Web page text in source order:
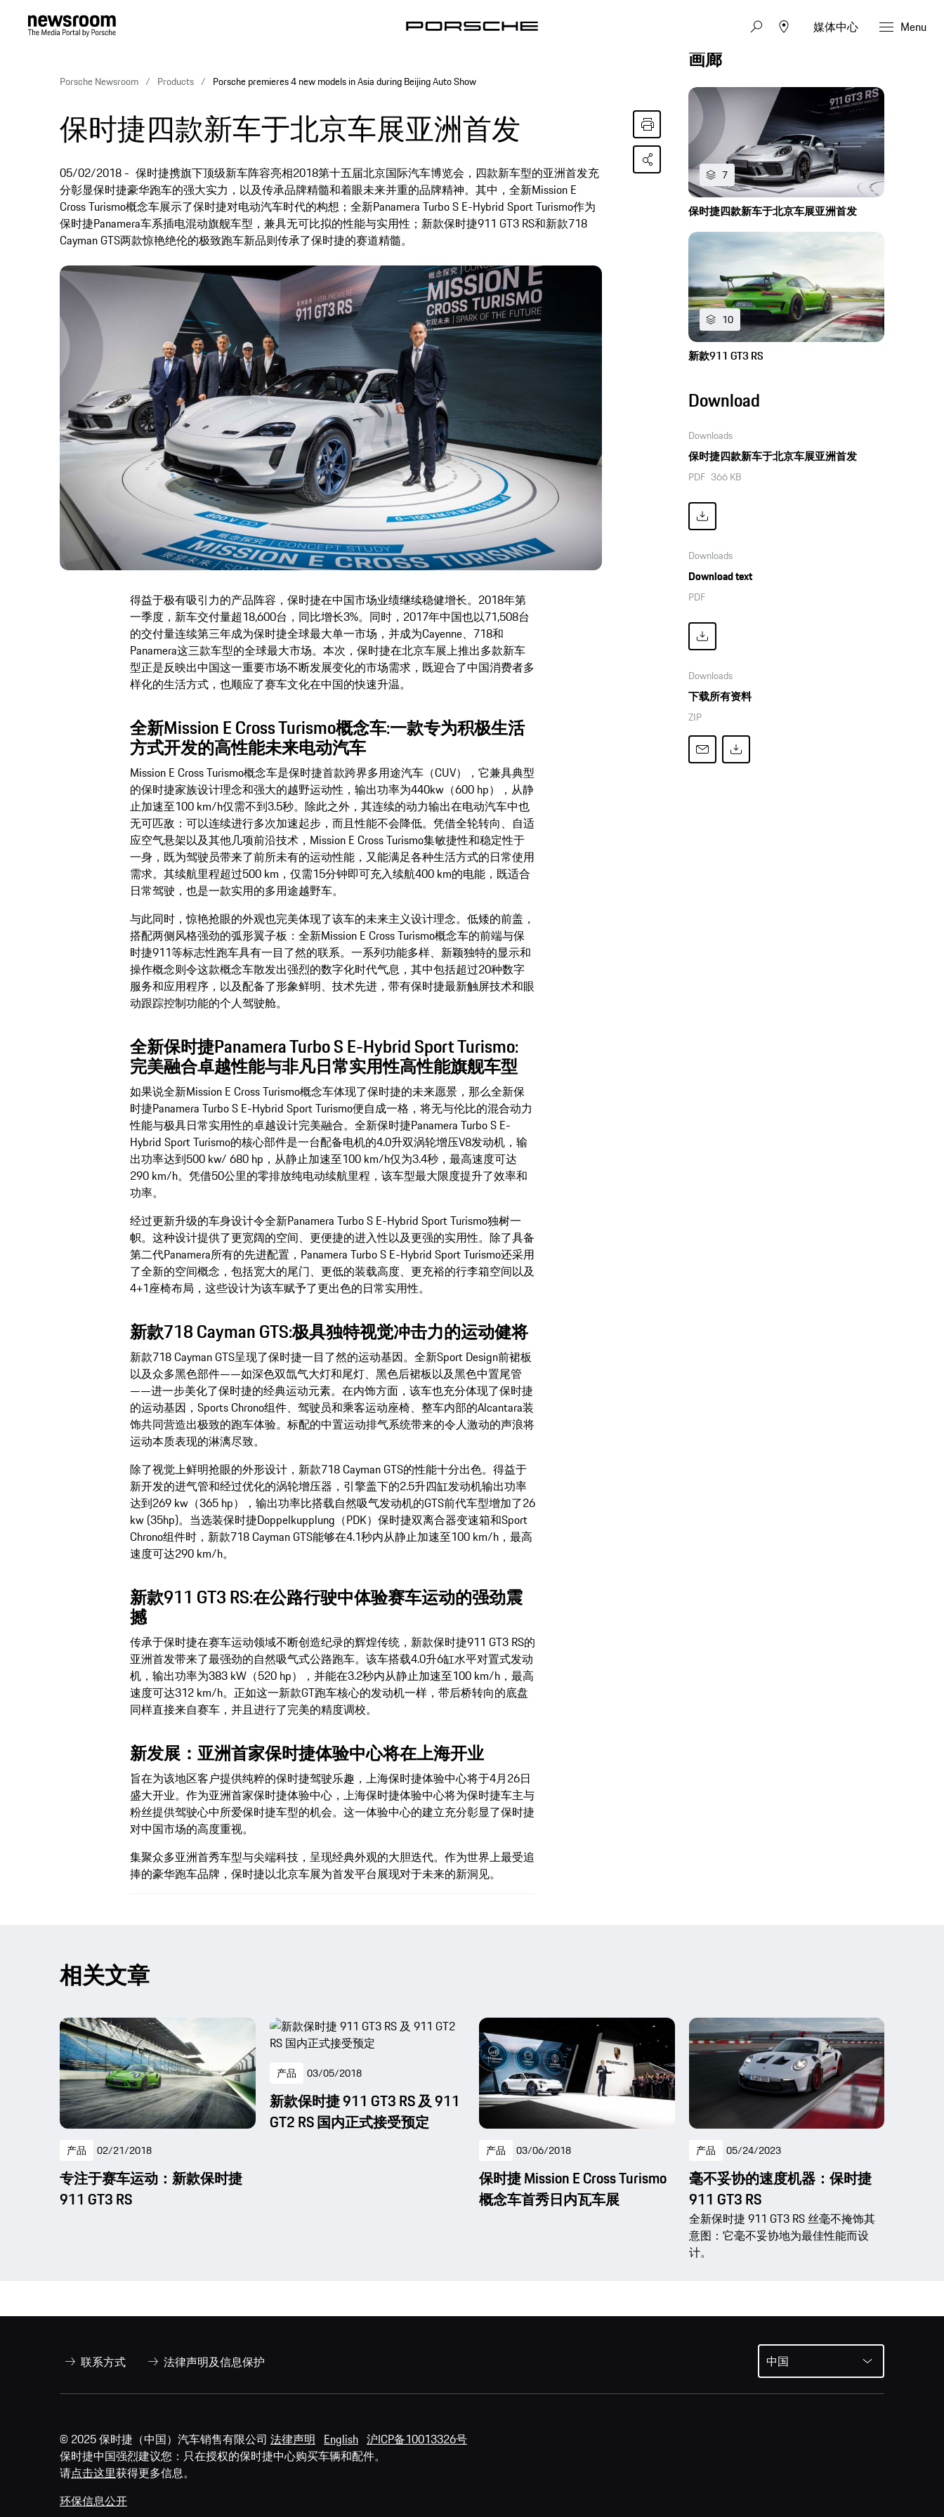
媒体中心 Menu
Porsche Newsroom Products Porsche premieres 4 new models in Asia during Beijing Auto Show
保时捷四款新车于北京车展亚洲首发
05/02/2018
保时捷携旗下顶级新车阵容亮相2018第十五届北京国际汽车博览会，四款新车型的亚洲首发充
分彰显保时捷豪华跑车的强大实力，以及传承品牌精髓和着眼未来并重的品牌精神。其中，全新Mission E
Cross Turismo概念车展示了保时捷对电动汽车时代的构想；全新Panamera Turbo S E-Hybrid Sport Turismo作为
保时捷Panamera车系插电混动旗舰车型，兼具无可比拟的性能与实用性；新款保时捷911 GT3 RS和新款718
Cayman GTS两款惊艳绝伦的极致跑车新品则传承了保时捷的赛道精髓。
得益于极有吸引力的产品阵容，保时捷在中国市场业绩继续稳健增长。2018年第
一季度，新车交付量超18,600台，同比增长3%。同时，2017年中国也以71,508台
的交付量连续第三年成为保时捷全球最大单一市场，并成为Cayenne、718和
Panamera这三款车型的全球最大市场。本次，保时捷在北京车展上推出多款新车
型正是反映出中国这一重要市场不断发展变化的市场需求，既迎合了中国消费者多
样化的生活方式，也顺应了赛车文化在中国的快速升温。
全新Mission E Cross Turismo概念车:一款专为积极生活
方式开发的高性能未来电动汽车
Mission E Cross Turismo概念车是保时捷首款跨界多用途汽车（CUV），它兼具典型
的保时捷家族设计理念和强大的越野运动性，输出功率为440kw（600 hp），从静
止加速至100 km/h仅需不到3.5秒。除此之外，其连续的动力输出在电动汽车中也
无可匹敌：可以连续进行多次加速起步，而且性能不会降低。凭借全轮转向、自适
应空气悬架以及其他几项前沿技术，Mission E Cross Turismo集敏捷性和稳定性于
一身，既为驾驶员带来了前所未有的运动性能，又能满足各种生活方式的日常使用
需求。其续航里程超过500 km，仅需15分钟即可充入续航400 km的电能，既适合
日常驾驶，也是一款实用的多用途越野车。
与此同时，惊艳抢眼的外观也完美体现了该车的未来主义设计理念。低矮的前盖，
搭配两侧风格强劲的弧形翼子板：全新Mission E Cross Turismo概念车的前端与保
时捷911等标志性跑车具有一目了然的联系。一系列功能多样、新颖独特的显示和
操作概念则令这款概念车散发出强烈的数字化时代气息，其中包括超过20种数字
服务和应用程序，以及配备了形象鲜明、技术先进，带有保时捷最新触屏技术和眼
动跟踪控制功能的个人驾驶舱。
全新保时捷Panamera Turbo S E-Hybrid Sport Turismo:
完美融合卓越性能与非凡日常实用性高性能旗舰车型
如果说全新Mission E Cross Turismo概念车体现了保时捷的未来愿景，那么全新保
时捷Panamera Turbo S E-Hybrid Sport Turismo便自成一格，将无与伦比的混合动力
性能与极具日常实用性的卓越设计完美融合。全新保时捷Panamera Turbo S E-
Hybrid Sport Turismo的核心部件是一台配备电机的4.0升双涡轮增压V8发动机，输
出功率达到500 kw/ 680 hp，从静止加速至100 km/h仅为3.4秒，最高速度可达
290 km/h。凭借50公里的零排放纯电动续航里程，该车型最大限度提升了效率和
功率。
经过更新升级的车身设计令全新Panamera Turbo S E-Hybrid Sport Turismo独树一
帜。这种设计提供了更宽阔的空间、更便捷的进入性以及更强的实用性。除了具备
第二代Panamera所有的先进配置，Panamera Turbo S E-Hybrid Sport Turismo还采用
了全新的空间概念，包括宽大的尾门、更低的装载高度、更充裕的行李箱空间以及
4+1座椅布局，这些设计为该车赋予了更出色的日常实用性。
新款718 Cayman GTS:极具独特视觉冲击力的运动健将
新款718 Cayman GTS呈现了保时捷一目了然的运动基因。全新Sport Design前裙板
以及众多黑色部件——如深色双氙气大灯和尾灯、黑色后裙板以及黑色中置尾管
——进一步美化了保时捷的经典运动元素。在内饰方面，该车也充分体现了保时捷
的运动基因，Sports Chrono组件、驾驶员和乘客运动座椅、整车内部的Alcantara装
饰共同营造出极致的跑车体验。标配的中置运动排气系统带来的令人激动的声浪将
运动本质表现的淋漓尽致。
除了视觉上鲜明抢眼的外形设计，新款718 Cayman GTS的性能十分出色。得益于
新开发的进气管和经过优化的涡轮增压器，引擎盖下的2.5升四缸发动机输出功率
达到269 kw（365 hp），输出功率比搭载自然吸气发动机的GTS前代车型增加了26
kw (35hp)。当选装保时捷Doppelkupplung（PDK）保时捷双离合器变速箱和Sport
Chrono组件时，新款718 Cayman GTS能够在4.1秒内从静止加速至100 km/h，最高
速度可达290 km/h。
新款911 GT3 RS:在公路行驶中体验赛车运动的强劲震
撼
传承于保时捷在赛车运动领域不断创造纪录的辉煌传统，新款保时捷911 GT3 RS的
亚洲首发带来了最强劲的自然吸气式公路跑车。该车搭载4.0升6缸水平对置式发动
机，输出功率为383 kW（520 hp），并能在3.2秒内从静止加速至100 km/h，最高
速度可达312 km/h。正如这一新款GT跑车核心的发动机一样，带后桥转向的底盘
同样直接来自赛车，并且进行了完美的精度调校。
新发展：亚洲首家保时捷体验中心将在上海开业
旨在为该地区客户提供纯粹的保时捷驾驶乐趣，上海保时捷体验中心将于4月26日
盛大开业。作为亚洲首家保时捷体验中心，上海保时捷体验中心将为保时捷车主与
粉丝提供驾驶心中所爱保时捷车型的机会。这一体验中心的建立充分彰显了保时捷
对中国市场的高度重视。
集聚众多亚洲首秀车型与尖端科技，呈现经典外观的大胆迭代。作为世界上最受追
捧的豪华跑车品牌，保时捷以北京车展为首发平台展现对于未来的新洞见。
画廊
7
保时捷四款新车于北京车展亚洲首发
10
新款911 GT3 RS
Download
Downloads
保时捷四款新车于北京车展亚洲首发
PDF 366 KB
Downloads
Download text
PDF
Downloads
下载所有资料
ZIP
相关文章
产品 02/21/2018
专注于赛车运动：新款保时捷
911 GT3 RS
产品 03/05/2018
新款保时捷 911 GT3 RS 及 911
GT2 RS 国内正式接受预定
产品 03/06/2018
保时捷 Mission E Cross Turismo
概念车首秀日内瓦车展
产品 05/24/2023
毫不妥协的速度机器：保时捷
911 GT3 RS
全新保时捷 911 GT3 RS 丝毫不掩饰其
意图：它毫不妥协地为最佳性能而设
计。
联系方式 法律声明及信息保护 中国
© 2025 保时捷（中国）汽车销售有限公司 法律声明 English 沪ICP备10013326号
保时捷中国强烈建议您：只在授权的保时捷中心购买车辆和配件。
请点击这里获得更多信息。
环保信息公开